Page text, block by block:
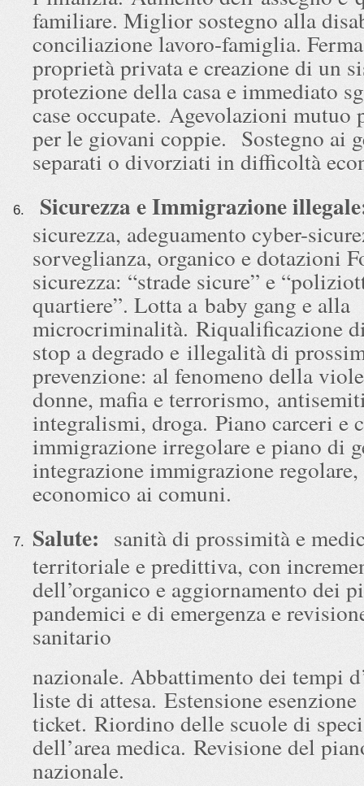
familiare. Miglior sostegno alla
conciliazione lavoro-famiglia.
proprietà privata e creazione di un
protezione della casa e immediato
case occupate. Agevolazioni mutuo
per le giovani coppie. Sostegno ai
separati o divorziati in difficoltà
Sicurezza e Immigrazione
sicurezza, adeguamento cyber-
sorveglianza, organico e dotazioni
sicurezza: “strade sicure” e
quartiere”. Lotta a baby gang e alla
microcriminalità. Riqualificazione
stop a degrado e illegalità di
prevenzione: al fenomeno della
donne, mafia e terrorismo,
integralismi, droga. Piano carceri e
immigrazione irregolare e piano di
integrazione immigrazione
economico ai comuni.
Salute: sanità di prossimità e
territoriale e predittiva, con
dell’organico e aggiornamento dei
pandemici e di emergenza e
sanitario
nazionale. Abbattimento dei tempi
liste di attesa. Estensione esenzione
ticket. Riordino delle scuole di
dell’area medica. Revisione del
nazionale.